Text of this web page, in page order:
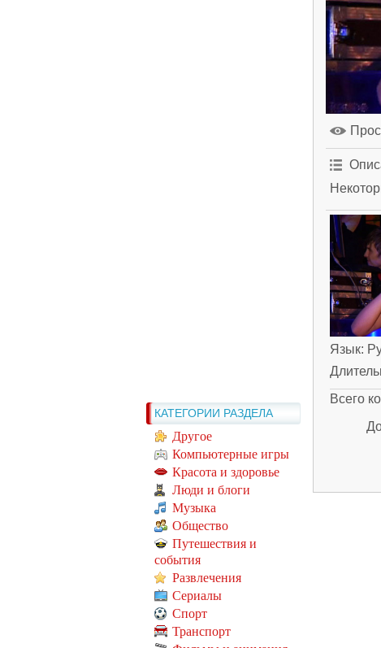
КАТЕГОРИИ РАЗДЕЛА
Другое
Компьютерные игры
Красота и здоровье
Люди и блоги
Музыка
Общество
Путешествия и
события
Развлечения
Сериалы
Спорт
Транспорт
Язык:
Всего